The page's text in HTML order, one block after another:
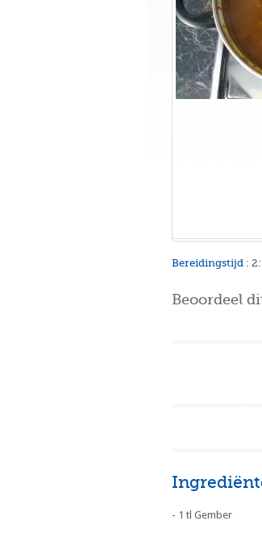
Bereidingstijd :
Beoordeel
- 1 tl Gember